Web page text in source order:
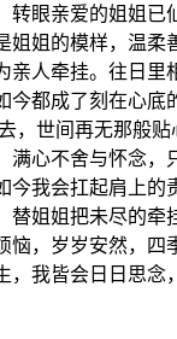
转眼亲爱的姐姐已
姐姐的模样，温柔
亲人牵挂。往日里
今都成了刻在心底
，世间再无那般贴
满心不舍与怀念，
今我会扛起肩上的
替姐姐把未尽的牵
恼，岁岁安然，四
，我皆会日日思念